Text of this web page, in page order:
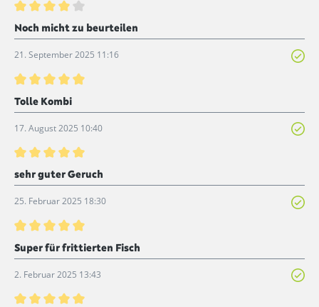
Bewertung mit 4 von 5 Sternen
Noch micht zu beurteilen
21. September 2025 11:16
Bewertung mit 5 von 5 Sternen
Tolle Kombi
17. August 2025 10:40
Bewertung mit 5 von 5 Sternen
sehr guter Geruch
25. Februar 2025 18:30
Bewertung mit 5 von 5 Sternen
Super für frittierten Fisch
2. Februar 2025 13:43